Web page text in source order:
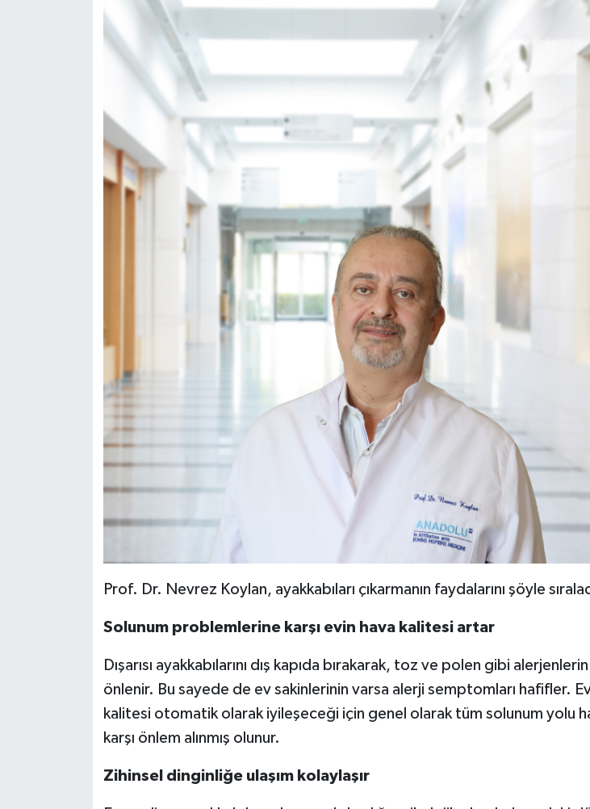
Prof. Dr. Nevrez Koylan, ayakkabıları çıkarmanın faydalarını şöyle
Solunum problemlerine karşı evin hava kalitesi artar
Dışarısı ayakkabılarını dış kapıda bırakarak, toz ve polen gibi
önlenir. Bu sayede de ev sakinlerinin varsa alerji semptomları hafifler.
kalitesi otomatik olarak iyileşeceği için genel olarak tüm solunum yolu
karşı önlem alınmış olunur.
Zihinsel dinginliğe ulaşım kolaylaşır